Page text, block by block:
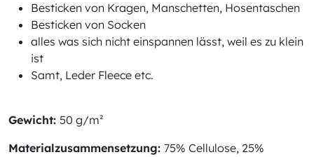
Besticken von Kragen, Manschetten, Hosentaschen
Besticken von Socken
alles was sich nicht einspannen lässt, weil es zu klein
ist
Samt, Leder Fleece etc.
Gewicht: 50 g/m²
Materialzusammensetzung: 75% Cellulose, 25%